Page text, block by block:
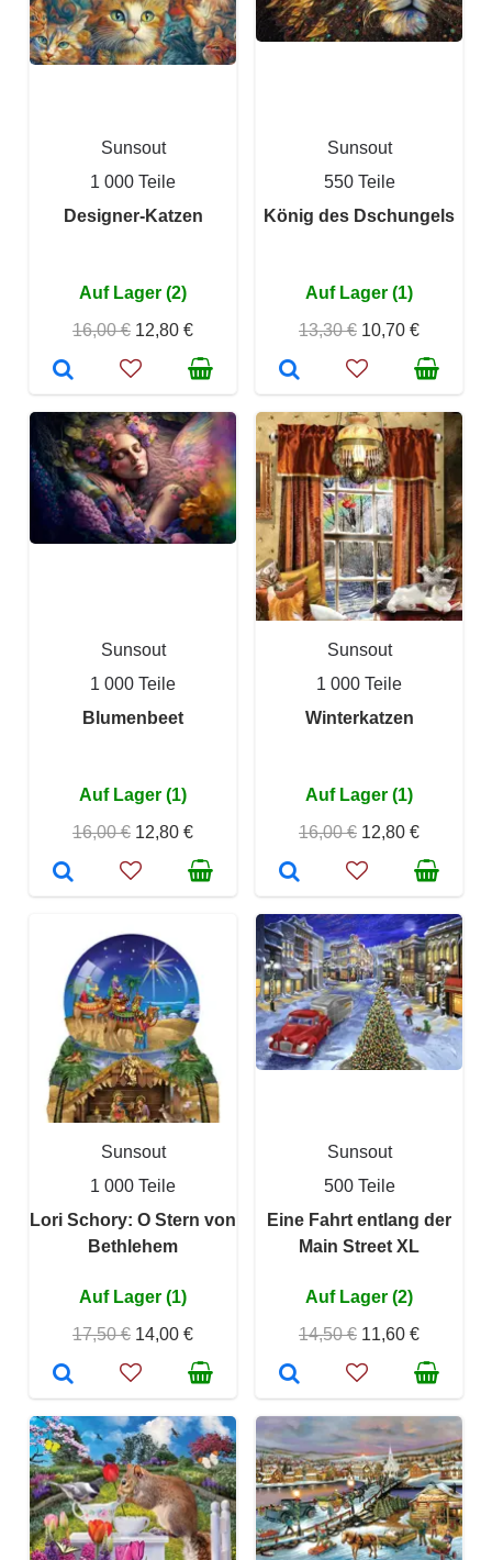
Sunsout
1 000 Teile
Designer-Katzen
Auf Lager (2)
16,00 € 12,80 €
Sunsout
550 Teile
König des Dschungels
Auf Lager (1)
13,30 € 10,70 €
Sunsout
1 000 Teile
Blumenbeet
Auf Lager (1)
16,00 € 12,80 €
Sunsout
1 000 Teile
Winterkatzen
Auf Lager (1)
16,00 € 12,80 €
Sunsout
1 000 Teile
Lori Schory: O Stern von
Bethlehem
Auf Lager (1)
17,50 € 14,00 €
Sunsout
500 Teile
Eine Fahrt entlang der
Main Street XL
Auf Lager (2)
14,50 € 11,60 €